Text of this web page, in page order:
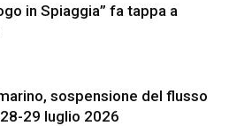
in Spiaggia” fa tappa a
sospensione del flusso
29 luglio 2026